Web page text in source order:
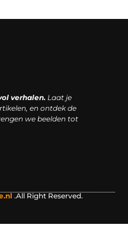
verhalen.Laat je
en ontdek de
we beelden tot
.All Right Reserved.